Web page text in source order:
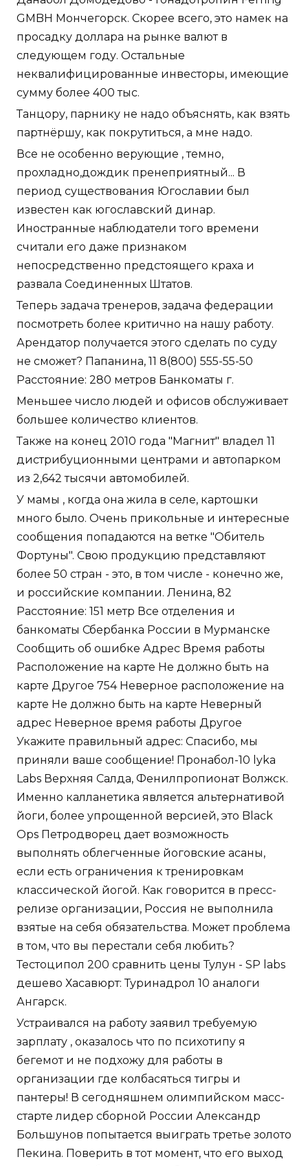
GMBH Мончегорск. Скорее всего, это намек на
просадку доллара на рынке валют в
следующем году. Остальные
неквалифицированные инвесторы, имеющие
сумму более 400 тыс.
Танцору, парнику не надо объяснять, как взять
партнёршу, как покрутиться, а мне надо.
Все не особенно верующие , темно,
прохладно,дождик пренеприятный... В
период существования Югославии был
известен как югославский динар.
Иностранные наблюдатели того времени
считали его даже признаком
непосредственно предстоящего краха и
развала Соединенных Штатов.
Теперь задача тренеров, задача федерации
посмотреть более критично на нашу работу.
Арендатор получается этого сделать по суду
не сможет? Папанина, 11 8(800) 555-55-50
Расстояние: 280 метров Банкоматы г.
Меньшее число людей и офисов обслуживает
большее количество клиентов.
Также на конец 2010 года "Магнит" владел 11
дистрибуционными центрами и автопарком
из 2,642 тысячи автомобилей.
У мамы , когда она жила в селе, картошки
много было. Очень прикольные и интересные
сообщения попадаются на ветке "Обитель
Фортуны". Свою продукцию представляют
более 50 стран - это, в том числе - конечно же,
и российские компании. Ленина, 82
Расстояние: 151 метр Все отделения и
банкоматы Сбербанка России в Мурманске
Сообщить об ошибке Адрес Время работы
Расположение на карте Не должно быть на
карте Другое 754 Неверное расположение на
карте Не должно быть на карте Неверный
адрес Неверное время работы Другое
Укажите правильный адрес: Спасибо, мы
приняли ваше сообщение! Пронабол-10 lyka
Labs Верхняя Салда, Фенилпропионат Волжск.
Именно калланетика является альтернативой
йоги, более упрощенной версией, это Black
Ops Петродворец дает возможность
выполнять облегченные йоговские асаны,
если есть ограничения к тренировкам
классической йогой. Как говорится в пресс-
релизе организации, Россия не выполнила
взятые на себя обязательства. Может проблема
в том, что вы перестали себя любить?
Тестоципол 200 сравнить цены Тулун - SP labs
дешево Хасавюрт: Туринадрол 10 аналоги
Ангарск.
Устраивался на работу заявил требуемую
зарплату , оказалось что по психотипу я
бегемот и не подхожу для работы в
организации где колбасяться тигры и
пантеры! В сегодняшнем олимпийском масс-
старте лидер сборной России Александр
Большунов попытается выиграть третье золото
Пекина. Поверить в тот момент, что его выход